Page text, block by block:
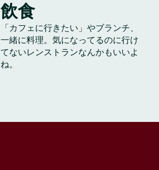
飲食
「カフェに行きたい」やブランチ、
一緒に料理。気になってるのに行け
てないレンストランなんかもいいよ
ね。